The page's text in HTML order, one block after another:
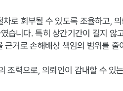
로 회부될 수 있도록 조율하고,
습니다. 특히 상간기간이 길지 않
거로 손해배상 책임의 범위를 줄
조력으로, 의뢰인이 감내할 수 있